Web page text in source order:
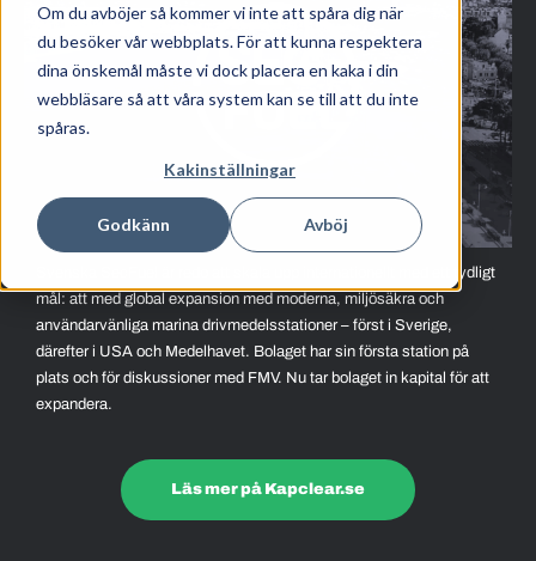
Om du avböjer så kommer vi inte att spåra dig när
du besöker vår webbplats. För att kunna respektera
dina önskemål måste vi dock placera en kaka i din
webbläsare så att våra system kan se till att du inte
spåras.
Kakinställningar
Godkänn Avböj
Svenska SecFuel är redo att skala upp internationellt med ett tydligt
mål: att med global expansion med moderna, miljösäkra och
användarvänliga marina drivmedelsstationer – först i Sverige,
därefter i USA och Medelhavet. Bolaget har sin första station på
plats och för diskussioner med FMV. Nu tar bolaget in kapital för att
expandera.
Läs mer på Kapclear.se